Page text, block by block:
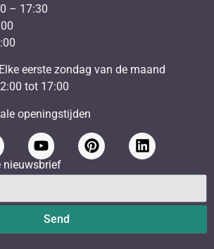
– 17:30
Elke eerste zondag van de maand
tot 17:00
openingstijden
nieuwsbrief
Send